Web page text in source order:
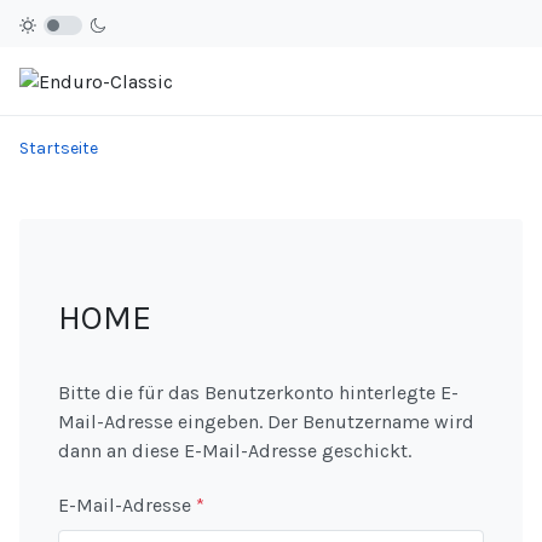
Startseite
HOME
Bitte die für das Benutzerkonto hinterlegte E-
Mail-Adresse eingeben. Der Benutzername wird
dann an diese E-Mail-Adresse geschickt.
E-Mail-Adresse *